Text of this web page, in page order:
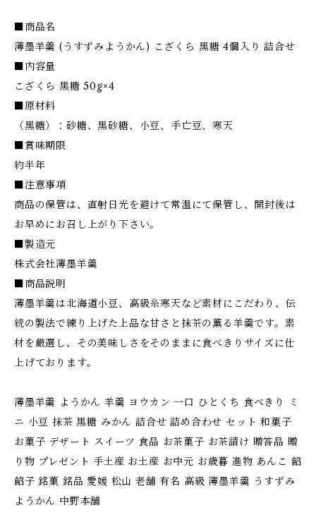
■商品名
薄墨羊羹 (うすずみようかん) こざくら 黒糖 4個入り 詰合せ
■内容量
こざくら 黒糖 50g×4
■原材料
（黒糖）：砂糖、黒砂糖、小豆、手亡豆、寒天
■賞味期限
約半年
■注意事項
商品の保管は、直射日光を避けて常温にて保管し、開封後は
お早めにお召し上がり下さい。
■製造元
株式会社薄墨羊羹
■商品説明
薄墨羊羹は北海道小豆、高級糸寒天など素材にこだわり、伝
統の製法で練り上げた上品な甘さと抹茶の薫る羊羹です。素
材を厳選し、その美味しさをそのままに食べきりサイズに仕
上げております。
薄墨羊羹 ようかん 羊羹 ヨウカン 一口 ひとくち 食べきり ミ
ニ 小豆 抹茶 黒糖 みかん 詰合せ 詰め合わせ セット 和菓子
お菓子 デザート スイーツ 食品 お茶菓子 お茶請け 贈答品 贈
り物 プレゼント 手土産 お土産 お中元 お歳暮 進物 あんこ 餡
餡子 銘菓 銘品 愛媛 松山 老舗 有名 高級 薄墨羊羹 うすずみ
ようかん 中野本舗